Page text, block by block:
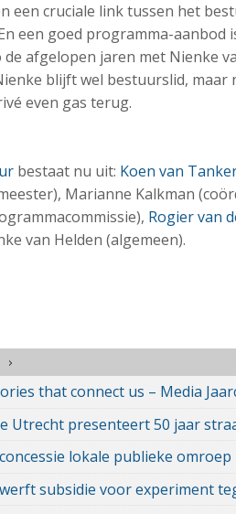
een cruciale link tussen het
een goed programma-aanbod
de afgelopen jaren met Nienke
blijft wel bestuurslid,
even gas terug.
bestaat nu uit: Koen van
Marianne Kalkman
Rogier van
van Helden (algemeen).
that connect us – Media
Utrecht presenteert 50 jaar
lokale publieke
subsidie voor experiment